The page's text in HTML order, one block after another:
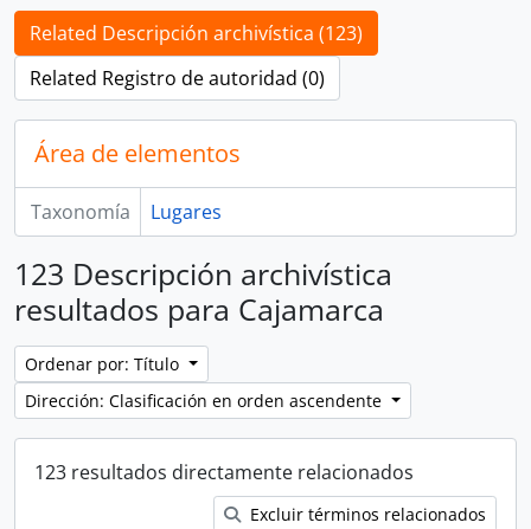
Related Descripción archivística (123)
Related Registro de autoridad (0)
Área de elementos
Taxonomía Lugares
123 Descripción archivística
resultados para Cajamarca
Ordenar por: Título
Dirección: Clasificación en orden ascendente
123 resultados directamente relacionados
Excluir términos relacionados